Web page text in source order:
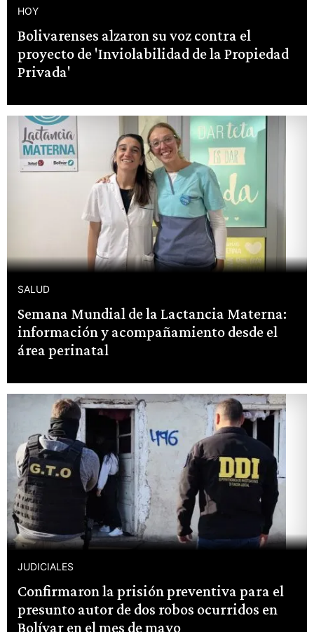
HOY
Bolivarenses alzaron su voz contra el
proyecto de 'Inviolabilidad de la Propiedad
Privada'
SALUD
Semana Mundial de la Lactancia Materna:
información y acompañamiento desde el
área perinatal
JUDICIALES
Confirmaron la prisión preventiva para el
presunto autor de dos robos ocurridos en
Bolívar en el mes de mayo